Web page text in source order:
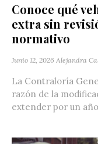
Conoce qué
extra sin
normativo
Junio 12, 2026 Alejandra
La Contraloría
razón de la
extender por un